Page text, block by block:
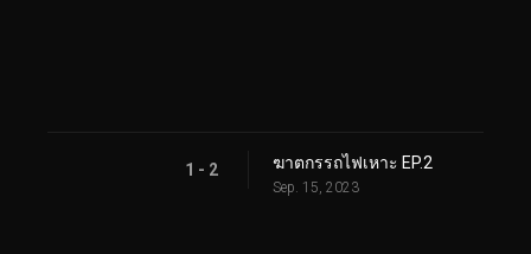
1 - 2 ฆาตกรรถไฟเหาะ EP.2
Sep. 15, 2023